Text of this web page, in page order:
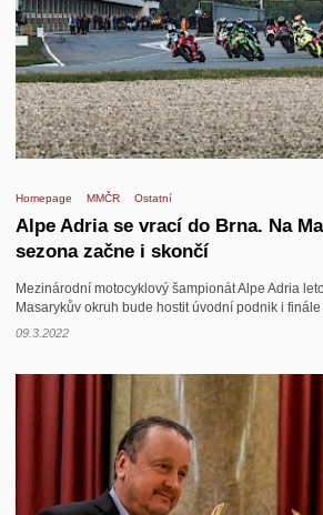
Homepage MMČR Ostatní
Alpe Adria se vrací do Brna. Na
sezona začne i skončí
Mezinárodní motocyklový šampionát Alpe Adria
Masarykův okruh bude hostit úvodní podnik i finále
09.3.2022